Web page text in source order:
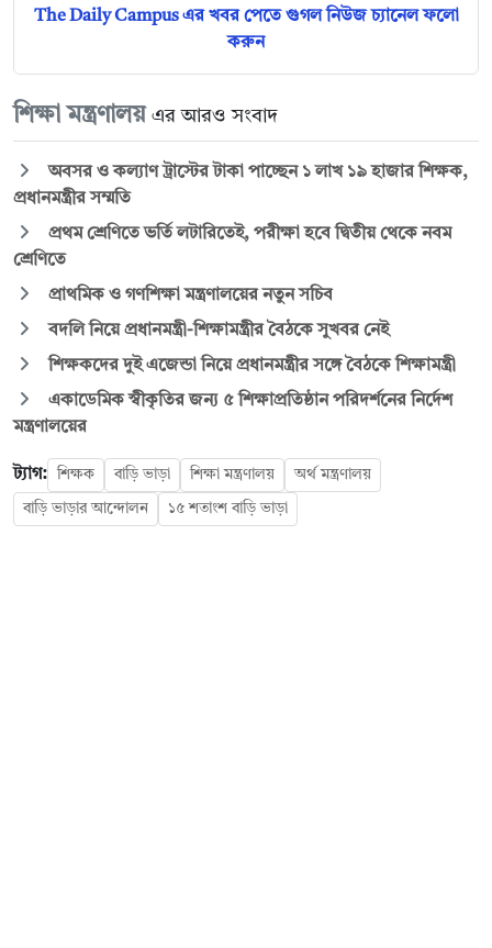
The Daily Campus এর খবর পেতে গুগল নিউজ চ্যানেল ফলো
করুন
শিক্ষা মন্ত্রণালয় এর আরও সংবাদ
অবসর ও কল্যাণ ট্রাস্টের টাকা পাচ্ছেন ১ লাখ ১৯ হাজার শিক্ষক,
প্রধানমন্ত্রীর সম্মতি
প্রথম শ্রেণিতে ভর্তি লটারিতেই, পরীক্ষা হবে দ্বিতীয় থেকে নবম
শ্রেণিতে
প্রাথমিক ও গণশিক্ষা মন্ত্রণালয়ের নতুন সচিব
বদলি নিয়ে প্রধানমন্ত্রী-শিক্ষামন্ত্রীর বৈঠকে সুখবর নেই
শিক্ষকদের দুই এজেন্ডা নিয়ে প্রধানমন্ত্রীর সঙ্গে বৈঠকে শিক্ষামন্ত্রী
একাডেমিক স্বীকৃতির জন্য ৫ শিক্ষাপ্রতিষ্ঠান পরিদর্শনের নির্দেশ
মন্ত্রণালয়ের
ট্যাগ: শিক্ষক বাড়ি ভাড়া শিক্ষা মন্ত্রণালয় অর্থ মন্ত্রণালয়
বাড়ি ভাড়ার আন্দোলন ১৫ শতাংশ বাড়ি ভাড়া